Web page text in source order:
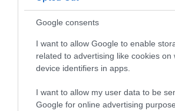
Google consents
I want to allow Google to enable
related to advertising like cookies on
device identifiers in apps.
I want to allow my user data to be
Google for online advertising
kérik az embereket, hogy csak
óra között látogassanak a faluba. A
hivatalos honlapján arra is kérik a
tartózkodjanak a „házakba való
„erkélyekre való felmászástól”.